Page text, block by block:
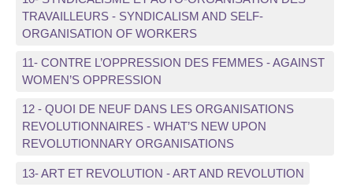
TRAVAILLEURS - SYNDICALISM AND SELF-
ORGANISATION OF WORKERS
11- CONTRE L’OPPRESSION DES FEMMES - AGAINST
WOMEN’S OPPRESSION
12 - QUOI DE NEUF DANS LES ORGANISATIONS
REVOLUTIONNAIRES - WHAT’S NEW UPON
REVOLUTIONNARY ORGANISATIONS
13- ART ET REVOLUTION - ART AND REVOLUTION